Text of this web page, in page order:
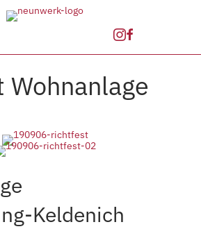
Wohnanlage
Keldenich